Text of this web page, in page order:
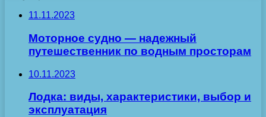
11.11.2023
Моторное судно — надежный
путешественник по водным просторам
10.11.2023
Лодка: виды, характеристики, выбор и
эксплуатация